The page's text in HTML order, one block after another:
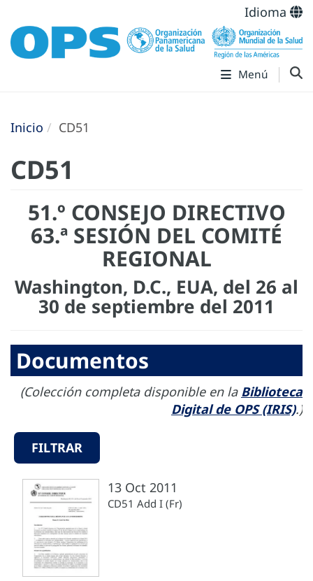
Idioma
Menú
Inicio CD51
CD51
51.º CONSEJO DIRECTIVO
63.ª SESIÓN DEL COMITÉ
REGIONAL
Washington, D.C., EUA, del 26 al
30 de septiembre del 2011
Documentos
(Colección completa disponible en la Biblioteca
Digital de OPS (IRIS).)
FILTRAR
13 Oct 2011
CD51 Add I (Fr)